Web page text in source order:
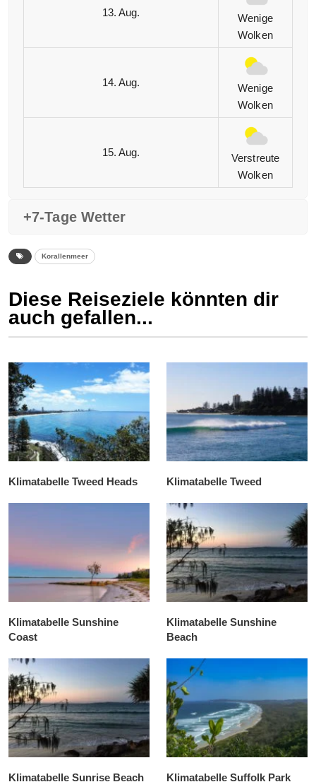
13. Aug.
Wenige
Wolken
14. Aug.
Wenige
Wolken
15. Aug.
Verstreute
Wolken
+7-Tage Wetter
Korallenmeer
Diese Reiseziele könnten dir
auch gefallen...
Klimatabelle Tweed Heads Klimatabelle Tweed
Klimatabelle Sunshine
Coast
Klimatabelle Sunshine
Beach
Klimatabelle Sunrise Beach Klimatabelle Suffolk Park